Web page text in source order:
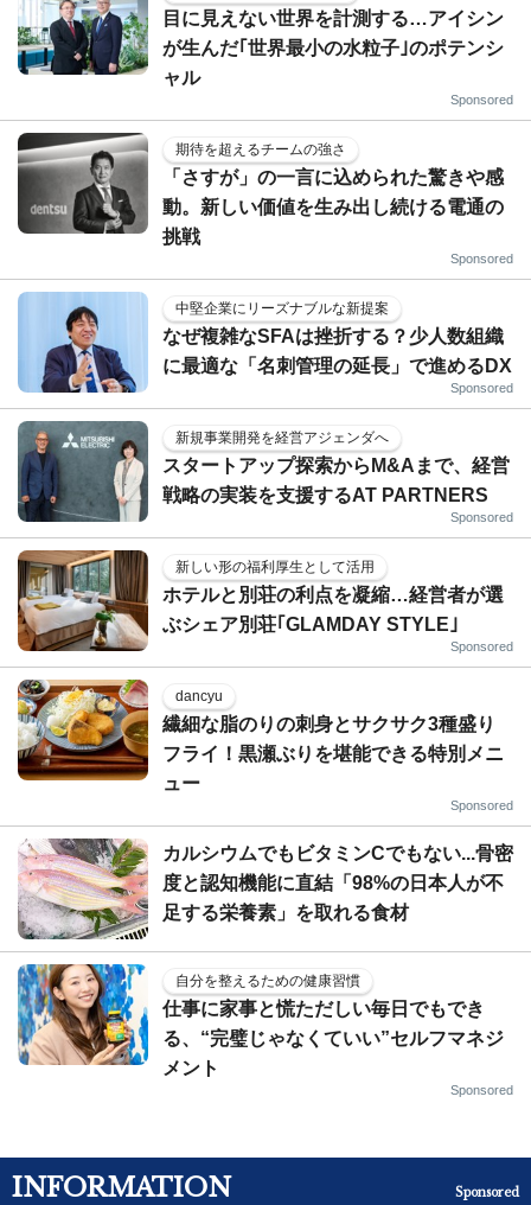
目に見えない世界を計測する…アイシン
が生んだ｢世界最小の水粒子｣のポテンシ
ャル
Sponsored
期待を超えるチームの強さ
「さすが」の一言に込められた驚きや感
動。新しい価値を生み出し続ける電通の
挑戦
Sponsored
中堅企業にリーズナブルな新提案
なぜ複雑なSFAは挫折する？少人数組織
に最適な「名刺管理の延長」で進めるDX
Sponsored
新規事業開発を経営アジェンダへ
スタートアップ探索からM&Aまで、経営
戦略の実装を支援するAT PARTNERS
Sponsored
新しい形の福利厚生として活用
ホテルと別荘の利点を凝縮…経営者が選
ぶシェア別荘｢GLAMDAY STYLE｣
Sponsored
dancyu
繊細な脂のりの刺身とサクサク3種盛り
フライ！黒瀬ぶりを堪能できる特別メニ
ュー
Sponsored
カルシウムでもビタミンCでもない...骨密
度と認知機能に直結「98%の日本人が不
足する栄養素」を取れる食材
自分を整えるための健康習慣
仕事に家事と慌ただしい毎日でもでき
る、“完璧じゃなくていい”セルフマネジ
メント
Sponsored
INFORMATION Sponsored